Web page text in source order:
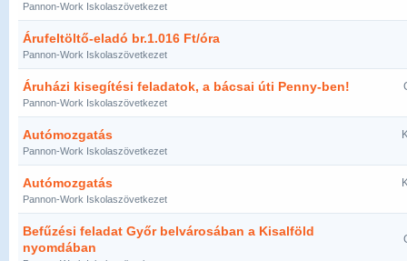
Pannon-Work Iskolaszövetkezet
Árufeltöltő-eladó br.1.016 Ft/óra
Pannon-Work Iskolaszövetkezet
Áruházi kisegítési feladatok, a bácsai úti Penny-ben!
Pannon-Work Iskolaszövetkezet
Autómozgatás
Pannon-Work Iskolaszövetkezet
Autómozgatás
Pannon-Work Iskolaszövetkezet
Befűzési feladat Győr belvárosában a Kisalföld
nyomdában